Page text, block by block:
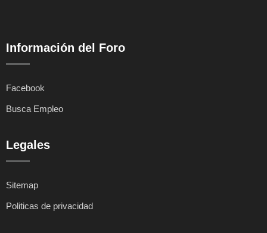
Información del Foro
Facebook
Busca Empleo
Legales
Sitemap
Politicas de privacidad